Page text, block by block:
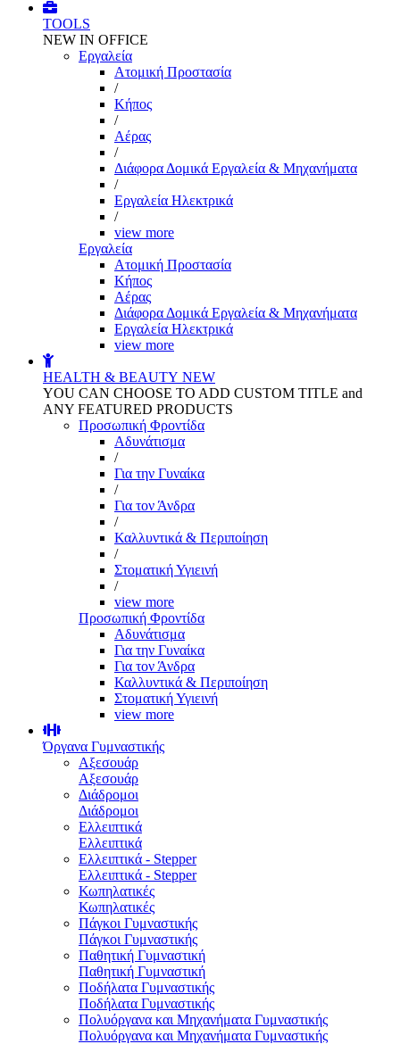
TOOLS
NEW IN OFFICE
Εργαλεία
Aτομική Προστασία
/
Kήπος
/
Αέρας
/
Διάφορα Δομικά Εργαλεία & Μηχανήματα
/
Εργαλεία Ηλεκτρικά
/
view more
Εργαλεία
Aτομική Προστασία
Kήπος
Αέρας
Διάφορα Δομικά Εργαλεία & Μηχανήματα
Εργαλεία Ηλεκτρικά
view more
HEALTH & BEAUTY NEW
YOU CAN CHOOSE TO ADD CUSTOM TITLE and
ANY FEATURED PRODUCTS
Προσωπική Φροντίδα
Αδυνάτισμα
/
Για την Γυναίκα
/
Για τον Άνδρα
/
Καλλυντικά & Περιποίηση
/
Στοματική Υγιεινή
/
view more
Προσωπική Φροντίδα
Αδυνάτισμα
Για την Γυναίκα
Για τον Άνδρα
Καλλυντικά & Περιποίηση
Στοματική Υγιεινή
view more
Όργανα Γυμναστικής
Αξεσουάρ
Αξεσουάρ
Διάδρομοι
Διάδρομοι
Ελλειπτικά
Ελλειπτικά
Ελλειπτικά - Stepper
Ελλειπτικά - Stepper
Κωπηλατικές
Κωπηλατικές
Πάγκοι Γυμναστικής
Πάγκοι Γυμναστικής
Παθητική Γυμναστική
Παθητική Γυμναστική
Ποδήλατα Γυμναστικής
Ποδήλατα Γυμναστικής
Πολυόργανα και Μηχανήματα Γυμναστικής
Πολυόργανα και Μηχανήματα Γυμναστικής